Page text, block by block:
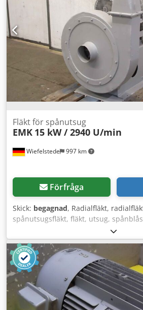
packningar och
levereras demonterade.
köparens installation måste
Wiefelstede 997 km
Fläkt för spånutsug
EMK 15 kW / 2940 U/min
Förfråga
Skick: begagnad, Radialfläkt,
spånutsugsfläkt, fläkt, utsug,
fläkt, metallspåns-utsugsfläkt -
utsugsfläkt med slitplåtar - Motor:
tillverkningsår 2021 Cedjrh Nidjpfx
kW / 2940 rpm - Volymflöde: m³/min /
inlopp: Ø 150 mm - Anslutning
Bottenplatta: 530 x 580 mm / 580 x
fläktar tillgängliga - Pris: per styck -
950/800/H1215 mm / 930/820/H1220